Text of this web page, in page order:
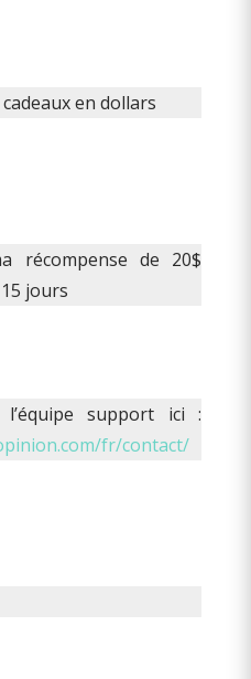
cadeaux en dollars
récompense de 20$
jours
support ici :
fr/contact/